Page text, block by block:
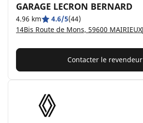
GARAGE LECRON BERNARD
4.96 km 4.6/5(44)
14Bis Route de Mons, 59600 MAIRIEUX
Contacter le revendeur